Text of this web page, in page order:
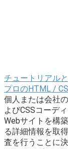
チュートリアル
プロのHTML /
個人または会社
よびCSSコーデ
Webサイトを構
る詳細情報を取
査を行うことに